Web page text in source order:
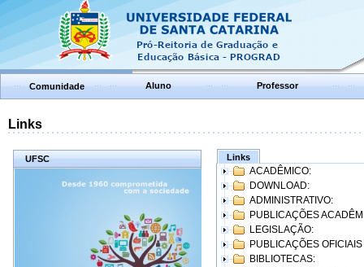
Comunidade Aluno Professor
Links
UFSC Links
ACADÊMICO:
DOWNLOAD:
ADMINISTRATIVO:
PUBLICAÇÕES
LEGISLAÇÃO:
PUBLICAÇÕES
BIBLIOTECAS: